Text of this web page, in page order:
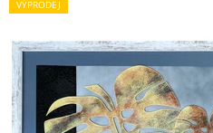
VÝPRODEJ